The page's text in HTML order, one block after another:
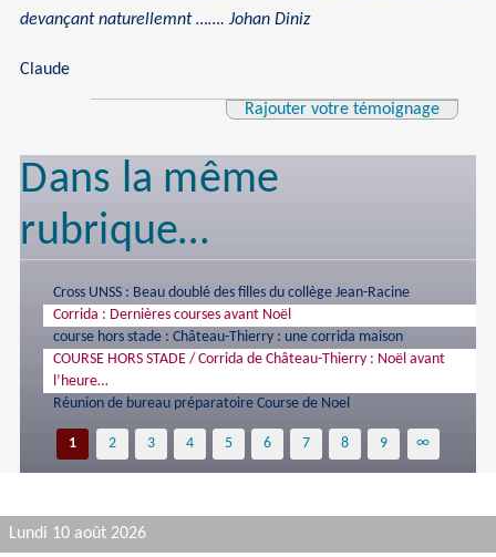
devançant naturellemnt ……. Johan Diniz
Claude
Rajouter votre témoignage
Dans la même
rubrique…
Cross UNSS : Beau doublé des filles du collège Jean-Racine
Corrida : Dernières courses avant Noël
course hors stade : Château-Thierry : une corrida maison
COURSE HORS STADE / Corrida de Château-Thierry : Noël avant
l’heure…
Réunion de bureau préparatoire Course de Noel
1 2 3 4 5 6 7 8 9 ∞
Lundi 10 août 2026